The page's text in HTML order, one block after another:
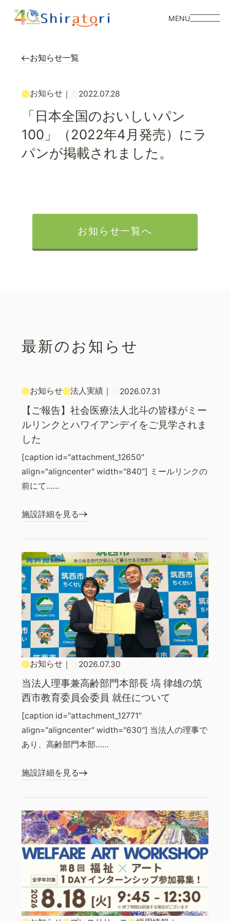
MENU
お知らせ一覧
お知らせ｜ 2022.07.28
「日本全国のおいしいパン
100」（2022年4月発売）にラ
パンが掲載されました。
お知らせ一覧へ
最新のお知らせ
お知らせ 法人実績 2026.07.31
【ご報告】社会医療法人北斗の皆様がミー
ルリンクとハワイアンデイをご見学されま
した
[caption id="attachment_12650"
align="aligncenter" width="840"] ミールリンクの
前にて……
施設詳細を見る
お知らせ｜ 2026.07.30
当法人理事兼高齢部門本部長 塙 律雄の筑
西市教育委員会委員 就任について
[caption id="attachment_12771"
align="aligncenter" width="630"] 当法人の理事で
あり、高齢部門本部……
施設詳細を見る